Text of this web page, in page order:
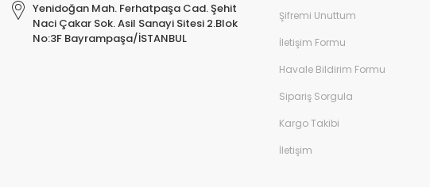
Yenidoğan Mah. Ferhatpaşa Cad. Şehit
Naci Çakar Sok. Asil Sanayi Sitesi 2.Blok
No:3F Bayrampaşa/İSTANBUL
Şifremi Unuttum
İletişim Formu
Havale Bildirim Formu
Sipariş Sorgula
Kargo Takibi
İletişim